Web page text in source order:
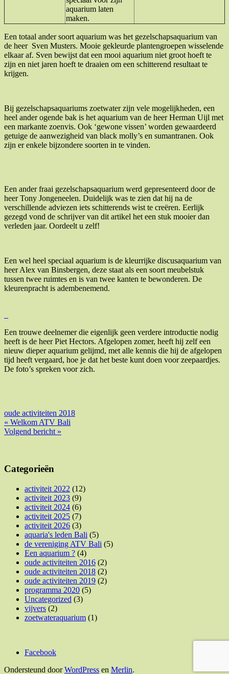
aquarium laten
maken.
Een totaal ander soort aquarium was het gezelschapsaquarium van
de heer Sven Musters. Mooie gekleurde plantengroepen wisselende
elkaar af. Sven bewijst dat een mooi aquarium niet groot hoeft te
zijn en niet jaren hoeft te draaien om een schitterend resultaat te
krijgen.
Bij gezelschapsaquariums zoetwater zijn vele mogelijkheden, een
heel ander ogende bak is het aquarium van de heer Herman Uijl met
een markante zoenvis. Ook ‘gewone vissen’ worden gewaardeerd
getuige de aanwezigheid van black molly’s en sumantranen. Ook
zijn er enkele bijzondere soorten in te vinden.
Een ander fraai gezelschapsaquarium werd gepresenteerd door de
heer Tony Jongeneelen. Duidelijk was te zien dat hij na de
verschillende adviezen iets schitterends wist te creëren. Eerlijk
gezegd vond de schrijver van dit artikel het een stuk mooier dan
verleden jaar. Oordeelt u zelf!
Een wel heel speciaal aquarium is de kleurrijke discusaquarium van
heer Alex van Binsbergen, deze staat als een soort meubelstuk
tussen twee ruimtes en is van twee kanten te bewonderen. De
kleurenpracht is adembenemend.
Een trouwe deelnemer die eigenlijk geen verdere introductie nodig
heeft is de heer Piet Hectors. Afgelopen zomer, heeft hij zelf een
nieuw dieper aquarium gelijmd, met alle kennis die hij de afgelopen
tijd heeft vergaard, hoe je dat het beste kunt doen voor zeepaardjes.
De foto’s spreken voor zich.
oude activiteiten 2018
Bericht
navigatie
« Welkom ATV Bali
Volgend bericht »
Categorieën
activiteit 2022 (12)
activiteit 2023 (9)
activiteit 2024 (6)
activiteit 2025 (7)
activiteit 2026 (3)
aquaria's leden Bali (5)
de vereniging ATV Bali (5)
Een aquarium ? (4)
oude activiteiten 2016 (2)
oude activiteiten 2018 (2)
oude activiteiten 2019 (2)
programma 2020 (5)
Uncategorized (3)
vijvers (2)
zoetwateraquarium (1)
Facebook
Ondersteund doorWordPress en Merlin.